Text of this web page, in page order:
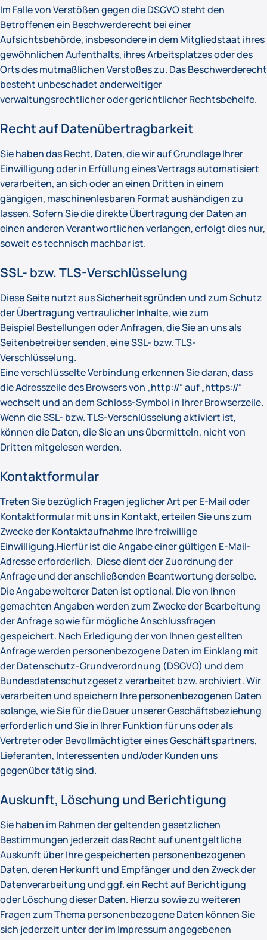
Im Falle von Verstößen gegen die DSGVO steht den
Betroffenen ein Beschwerderecht bei einer
Aufsichtsbehörde, insbesondere in dem Mitgliedstaat ihres
gewöhnlichen Aufenthalts, ihres Arbeitsplatzes oder des
Orts des mutmaßlichen Verstoßes zu. Das Beschwerderecht
besteht unbeschadet anderweitiger
verwaltungsrechtlicher oder gerichtlicher Rechtsbehelfe.
Recht auf Datenübertragbarkeit
Sie haben das Recht, Daten, die wir auf Grundlage Ihrer
Einwilligung oder in Erfüllung eines Vertrags automatisiert
verarbeiten, an sich oder an einen Dritten in einem
gängigen, maschinenlesbaren Format aushändigen zu
lassen. Sofern Sie die direkte Übertragung der Daten an
einen anderen Verantwortlichen verlangen, erfolgt dies nur,
soweit es technisch machbar ist.
SSL- bzw. TLS-Verschlüsselung
Diese Seite nutzt aus Sicherheitsgründen und zum Schutz
der Übertragung vertraulicher Inhalte, wie zum
Beispiel Bestellungen oder Anfragen, die Sie an uns als
Seitenbetreiber senden, eine SSL- bzw. TLS-
Verschlüsselung.
Eine verschlüsselte Verbindung erkennen Sie daran, dass
die Adresszeile des Browsers von „http://“ auf „https://“
wechselt und an dem Schloss-Symbol in Ihrer Browserzeile.
Wenn die SSL- bzw. TLS-Verschlüsselung aktiviert ist,
können die Daten, die Sie an uns übermitteln, nicht von
Dritten mitgelesen werden.
Kontaktformular
Treten Sie bezüglich Fragen jeglicher Art per E-Mail oder
Kontaktformular mit uns in Kontakt, erteilen Sie uns zum
Zwecke der Kontaktaufnahme Ihre freiwillige
Einwilligung.Hierfür ist die Angabe einer gültigen E-Mail-
Adresse erforderlich. Diese dient der Zuordnung der
Anfrage und der anschließenden Beantwortung derselbe.
Die Angabe weiterer Daten ist optional. Die von Ihnen
gemachten Angaben werden zum Zwecke der Bearbeitung
der Anfrage sowie für mögliche Anschlussfragen
gespeichert. Nach Erledigung der von Ihnen gestellten
Anfrage werden personenbezogene Daten im Einklang mit
der Datenschutz-Grundverordnung (DSGVO) und dem
Bundesdatenschutzgesetz verarbeitet bzw. archiviert. Wir
verarbeiten und speichern Ihre personenbezogenen Daten
solange, wie Sie für die Dauer unserer Geschäftsbeziehung
erforderlich und Sie in Ihrer Funktion für uns oder als
Vertreter oder Bevollmächtigter eines Geschäftspartners,
Lieferanten, Interessenten und/oder Kunden uns
gegenüber tätig sind.
Auskunft, Löschung und Berichtigung
Sie haben im Rahmen der geltenden gesetzlichen
Bestimmungen jederzeit das Recht auf unentgeltliche
Auskunft über Ihre gespeicherten personenbezogenen
Daten, deren Herkunft und Empfänger und den Zweck der
Datenverarbeitung und ggf. ein Recht auf Berichtigung
oder Löschung dieser Daten. Hierzu sowie zu weiteren
Fragen zum Thema personenbezogene Daten können Sie
sich jederzeit unter der im Impressum angegebenen